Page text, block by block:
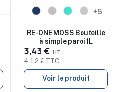
+5
RE-ONE MOSS Bouteille
à simple paroi 1L
3,43 €
4,12 € TTC
Voir le produit